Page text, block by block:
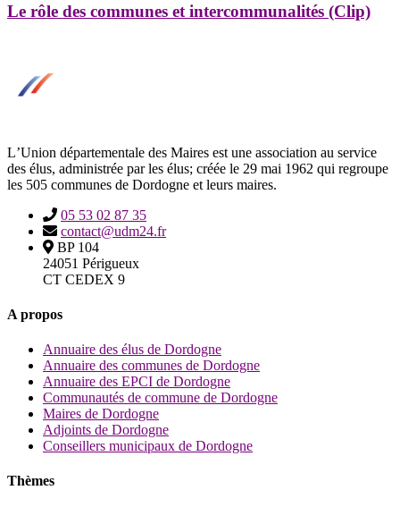
Le rôle des communes et intercommunalités (Clip)
LʼUnion départementale des Maires est une association au service
des élus, administrée par les élus; créée le 29 mai 1962 qui regroupe
les 505 communes de Dordogne et leurs maires.
05 53 02 87 35
contact@udm24.fr
BP 104
24051 Périgueux
CT CEDEX 9
A propos
Annuaire des élus de Dordogne
Annuaire des communes de Dordogne
Annuaire des EPCI de Dordogne
Communautés de commune de Dordogne
Maires de Dordogne
Adjoints de Dordogne
Conseillers municipaux de Dordogne
Thèmes